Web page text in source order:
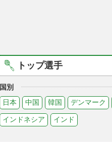
トップ選手
国別
日本
中国 韓国 デンマーク
インドネシア インド